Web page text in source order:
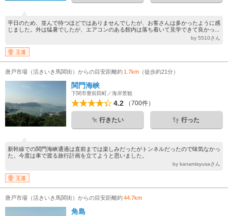
平日のため、並んで待つほどではありませんでしたが、お客さんは多かったように感
じました。外は猛暑でしたが、エアコンのある館内は落ち着いて見学できて良かっ...
by 5510さん
王道
唐戸市場（活きいき馬関街）からの目安距離約 1.7km （徒歩約21分）
関門海峡
下関市豊前田町／海岸景観
4.2 （700件）
行きたい 行った
新幹線での関門海峡通過は直前までは楽しみだったがトンネルだったので味気なかっ
た。今度は車で渡る旅行計画を立てようと思いました。
by kanamisyusaさん
王道
唐戸市場（活きいき馬関街）からの目安距離約44.7km
角島